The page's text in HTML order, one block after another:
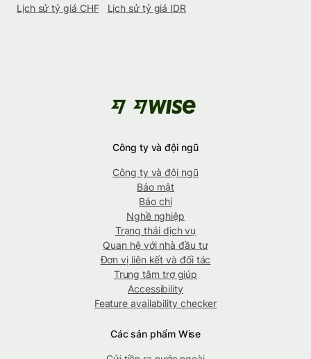
Lịch sử tỷ giá CHF
Lịch sử tỷ giá IDR
Công ty và đội ngũ
Công ty và đội ngũ
Bảo mật
Báo chí
Nghề nghiệp
Trạng thái dịch vụ
Quan hệ với nhà đầu tư
Đơn vị liên kết và đối tác
Trung tâm trợ giúp
Accessibility
Feature availability checker
Các sản phẩm Wise